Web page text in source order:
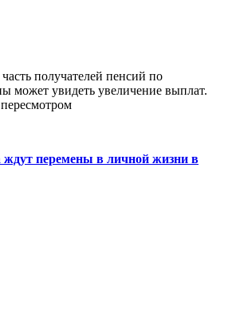
получателей пенсий по
может увидеть увеличение выплат.
ждут перемены в личной жизни в